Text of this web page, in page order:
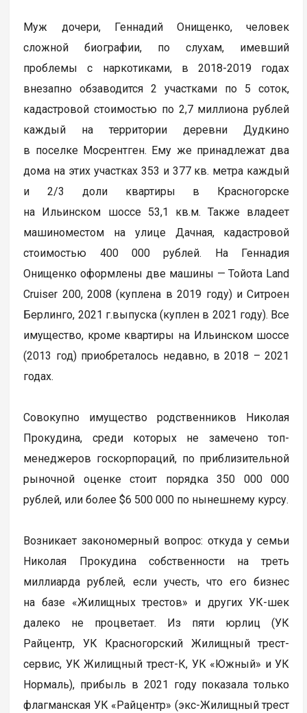
Муж дочери, Геннадий Онищенко, человек
сложной биографии, по слухам, имевший
проблемы с наркотиками, в 2018-2019 годах
внезапно обзаводится 2 участками по 5 соток,
кадастровой стоимостью по 2,7 миллиона рублей
каждый на территории деревни Дудкино
в поселке Мосрентген. Ему же принадлежат два
дома на этих участках 353 и 377 кв. метра каждый
и 2/3 доли квартиры в Красногорске
на Ильинском шоссе 53,1 кв.м. Также владеет
машиноместом на улице Дачная, кадастровой
стоимостью 400 000 рублей. На Геннадия
Онищенко оформлены две машины — Тойота Land
Cruiser 200, 2008 (куплена в 2019 году) и Ситроен
Берлинго, 2021 г.выпуска (куплен в 2021 году). Все
имущество, кроме квартиры на Ильинском шоссе
(2013 год) приобреталось недавно, в 2018 – 2021
годах.
Совокупно имущество родственников Николая
Прокудина, среди которых не замечено топ-
менеджеров госкорпораций, по приблизительной
рыночной оценке стоит порядка 350 000 000
рублей, или более $6 500 000 по нынешнему курсу.
Возникает закономерный вопрос: откуда у семьи
Николая Прокудина собственности на треть
миллиарда рублей, если учесть, что его бизнес
на базе «Жилищных трестов» и других УК-шек
далеко не процветает. Из пяти юрлиц (УК
Райцентр, УК Красногорский Жилищный трест-
сервис, УК Жилищный трест-К, УК «Южный» и УК
Нормаль), прибыль в 2021 году показала только
флагманская УК «Райцентр» (экс-Жилищный трест